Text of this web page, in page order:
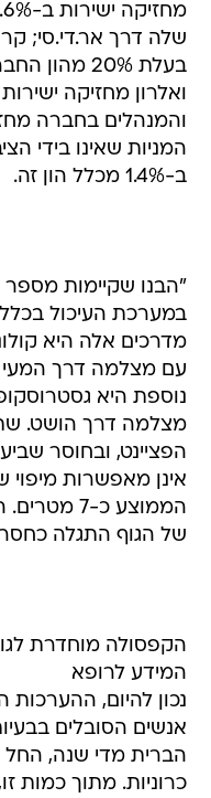
שלה דרך אר.די.סי;
בעלת 20%
המניות שאינו בידי
ב-1.4% מכלל הון זה.
"הבנו שקיימות מספר
במערכת העיכול
מדרכים אלה היא
עם מצלמה דרך
נוספת היא
מצלמה דרך הושט.
הפציינט, ובחוסר
אינן מאפשרות
הממוצע כ-
של הגוף התגלה כחסר
הקפסולה מוחדרת
המידע לרופא
אנשים הסובלים
הברית מדי שנה, החל